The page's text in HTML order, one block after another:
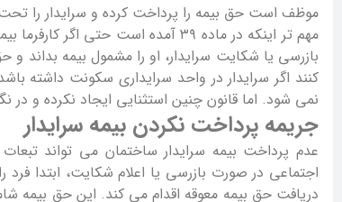
موظف است حق بیمه را پرداخت کرده و سرایدار را
مهم تر اینکه در ماده ۳۹ آمده است
بازرسی یا شکایت سرایدار، او را مشمول بیمه بداند و
کنند اگر سرایدار در واحد سرایداری سکونت داشته
نمی شود. اما قانون چنین استثنایی ایجاد نکرده و در
جریمه پرداخت نکردن بیمه سرایدار
عدم پرداخت بیمه سرایدار ساختمان می تواند
اجتماعی در صورت بازرسی یا اعلام شکایت، ابتدا
دریافت حق بیمه معوقه اقدام می کند. این حق بیمه